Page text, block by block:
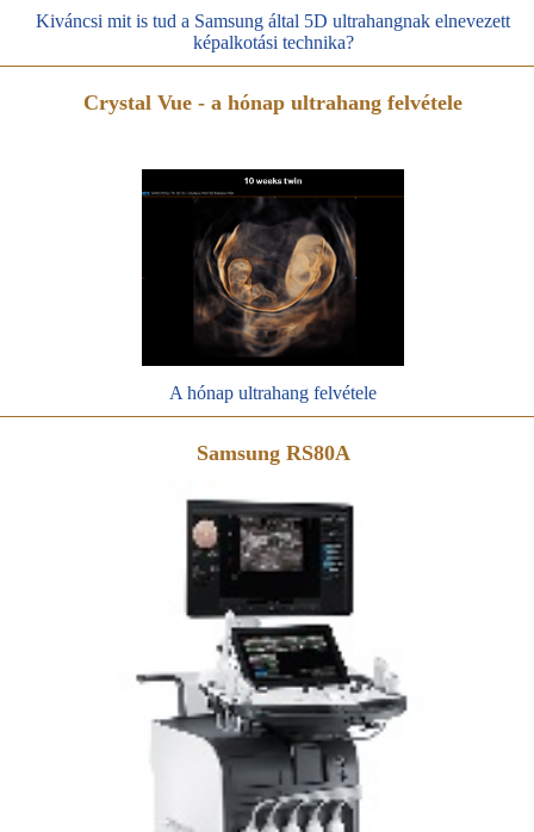
Kiváncsi mit is tud a Samsung által 5D ultrahangnak elnevezett
képalkotási technika?
Crystal Vue - a hónap ultrahang felvétele
A hónap ultrahang felvétele
Samsung RS80A